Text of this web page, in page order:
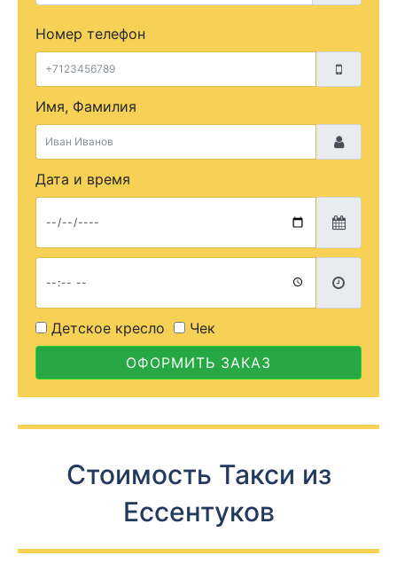
Номер телефон
Имя, Фамилия
Дата и время
Детское кресло
Чек
ОФОРМИТЬ ЗАКАЗ
Стоимость Такси из
Ессентуков